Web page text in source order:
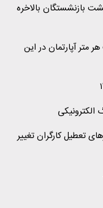
بازنشستگان بالاخره
متر آپارتمان در این
الکترونیکی
تعطیل کارگران تغییر